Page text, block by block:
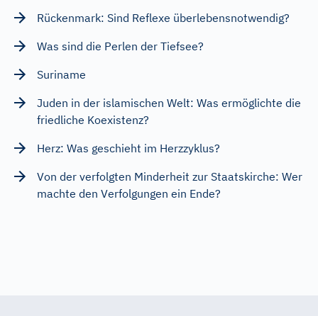
Rückenmark: Sind Reflexe überlebensnotwendig?
Was sind die Perlen der Tiefsee?
Suriname
Juden in der islamischen Welt: Was ermöglichte die
friedliche Koexistenz?
Herz: Was geschieht im Herzzyklus?
Von der verfolgten Minderheit zur Staatskirche: Wer
machte den Verfolgungen ein Ende?